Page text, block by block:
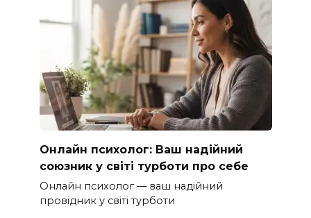
Онлайн психолог: Ваш надійний
союзник у світі турботи про себе
Онлайн психолог — ваш надійний
провідник у світі турботи